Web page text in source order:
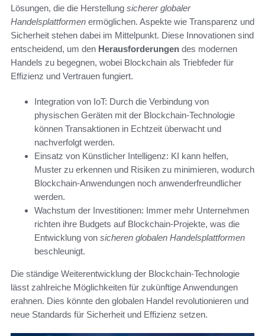
Lösungen, die die Herstellung sicherer globaler
Handelsplattformen ermöglichen. Aspekte wie Transparenz und
Sicherheit stehen dabei im Mittelpunkt. Diese Innovationen sind
entscheidend, um den Herausforderungen des modernen
Handels zu begegnen, wobei Blockchain als Triebfeder für
Effizienz und Vertrauen fungiert.
Integration von IoT: Durch die Verbindung von
physischen Geräten mit der Blockchain-Technologie
können Transaktionen in Echtzeit überwacht und
nachverfolgt werden.
Einsatz von Künstlicher Intelligenz: KI kann helfen,
Muster zu erkennen und Risiken zu minimieren, wodurch
Blockchain-Anwendungen noch anwenderfreundlicher
werden.
Wachstum der Investitionen: Immer mehr Unternehmen
richten ihre Budgets auf Blockchain-Projekte, was die
Entwicklung von sicheren globalen Handelsplattformen
beschleunigt.
Die ständige Weiterentwicklung der Blockchain-Technologie
lässt zahlreiche Möglichkeiten für zukünftige Anwendungen
erahnen. Dies könnte den globalen Handel revolutionieren und
neue Standards für Sicherheit und Effizienz setzen.